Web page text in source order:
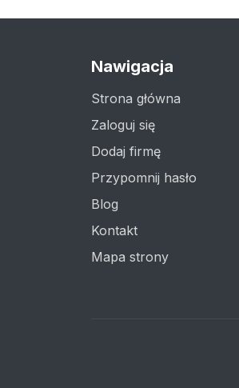
Nawigacja
Strona główna
Zaloguj się
Dodaj firmę
Przypomnij hasło
Blog
Kontakt
Mapa strony